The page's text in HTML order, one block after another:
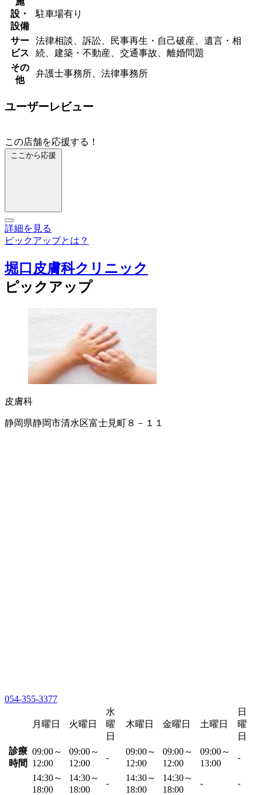
設・
設備
駐車場有り
サー
ビス
法律相談、訴訟、民事再生・自己破産、遺言・相
続、建築・不動産、交通事故、離婚問題
その
他
弁護士事務所、法律事務所
ユーザーレビュー
この店舗を応援する！
ここから応援
詳細を見る
ピックアップとは？
堀口皮膚科クリニック
ピックアップ
皮膚科
静岡県静岡市清水区富士見町８－１１
054-355-3377
月曜日 火曜日
水
曜
日
木曜日 金曜日 土曜日
日
曜
日
診療
時間
09:00～
12:00
09:00～
12:00
-
09:00～
12:00
09:00～
12:00
09:00～
13:00
-
14:30～
18:00
14:30～
18:00
-
14:30～
18:00
14:30～
18:00
- -